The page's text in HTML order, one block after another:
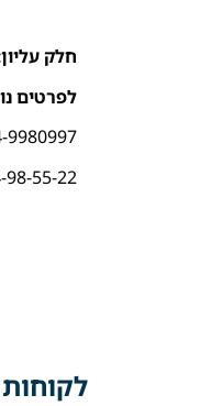
חלק
לפרטים
9980997
98-55-22